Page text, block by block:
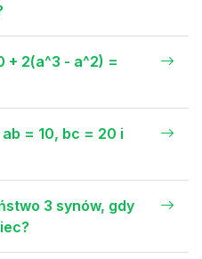
+ 2(a^3 - a^2) =
= 10, bc = 20 i
3 synów, gdy